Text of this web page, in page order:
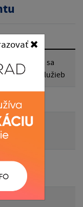
2025,ktorým sa
prevádzky služieb